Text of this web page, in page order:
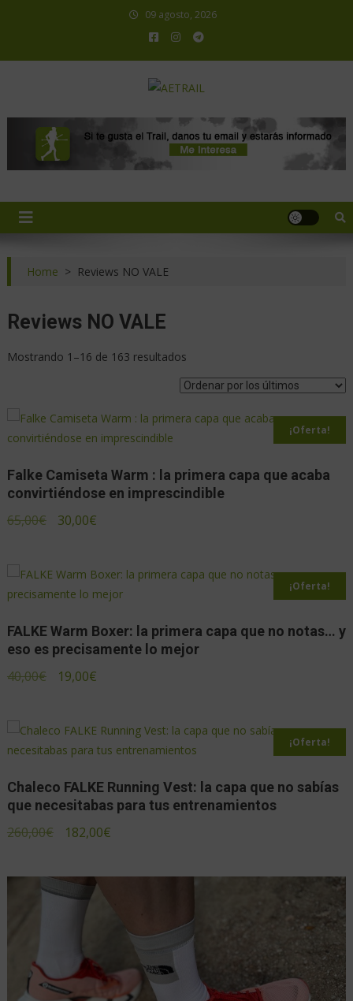
09 agosto, 2026
Home > Reviews NO VALE
Reviews NO VALE
Mostrando 1–16 de 163 resultados
¡Oferta!
Falke Camiseta Warm : la primera capa que acaba
convirtiéndose en imprescindible
65,00€ 30,00€
¡Oferta!
FALKE Warm Boxer: la primera capa que no notas… y
eso es precisamente lo mejor
40,00€ 19,00€
¡Oferta!
Chaleco FALKE Running Vest: la capa que no sabías
que necesitabas para tus entrenamientos
260,00€ 182,00€